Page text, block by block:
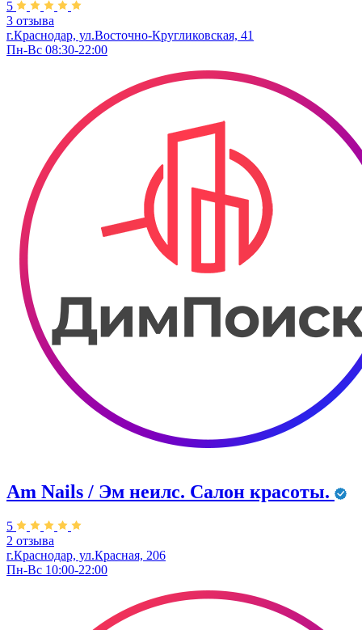
5
3 отзыва
г.Краснодар, ул.Восточно-Кругликовская, 41
Пн-Вс 08:30-22:00
Am Nails / Эм неилс. Салон красоты.
5
2 отзыва
г.Краснодар, ул.Красная, 206
Пн-Вс 10:00-22:00